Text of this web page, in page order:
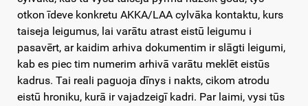
otkon īdeve konkretu AKKA/LAA cylvāka kontaktu, kurs
taiseja leigumus, lai varātu atrast eistū leigumu i
pasavērt, ar kaidim arhiva dokumentim ir slāgti leigumi,
kab es piec tim numerim arhivā varātu meklēt eistūs
kadrus. Tai reali paguoja dīnys i nakts, cikom atrodu
eistū hroniku, kurā ir vajadzeigī kadri. Par laimi, vysi tūs